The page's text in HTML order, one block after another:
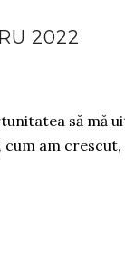
2022
să mă
cum am crescut,